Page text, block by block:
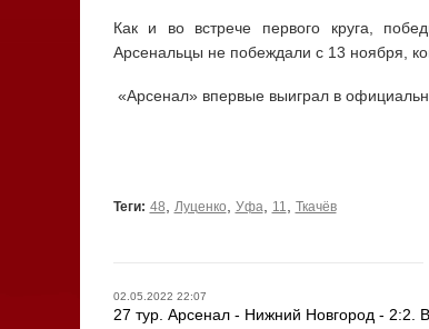
Как и во встрече первого круга,
Арсенальцы не побеждали с 13 ноября,
«Арсенал» впервые выиграл в
Теги: 48, Луценко, Уфа, 11, Ткачёв
02.05.2022 22:07
27 тур. Арсенал - Нижний Новгород - 2:2.